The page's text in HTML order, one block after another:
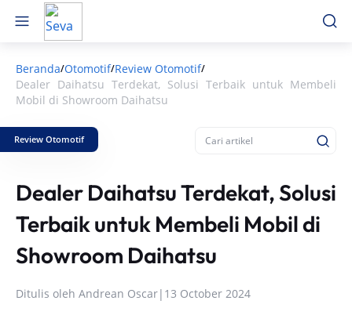
Beranda/Otomotif/Review Otomotif/
Dealer Daihatsu Terdekat, Solusi Terbaik untuk Membeli
Mobil di Showroom Daihatsu
Review Otomotif
Dealer Daihatsu Terdekat, Solusi
Terbaik untuk Membeli Mobil di
Showroom Daihatsu
Ditulis oleh Andrean Oscar| 13 October 2024